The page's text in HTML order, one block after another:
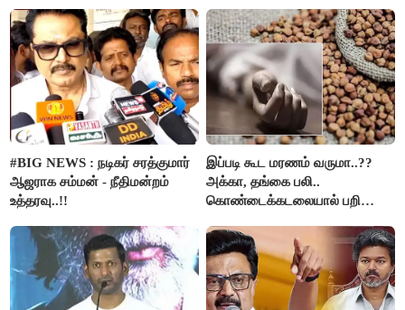
கைது..!!
#BIG NEWS : நடிகர் சரத்குமார்
ஆஜராக சம்மன் - நீதிமன்றம்
உத்தரவு..!!
இப்படி கூட மரணம் வருமா..??
அக்கா, தங்கை பலி..
கொண்டைக்கடலையால் பறிபோன